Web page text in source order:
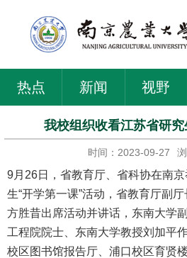
热点 新闻 视野
我校组织收看江苏省研
时间：2023-09-27
9月26日，省教育厅、省科协在南
生“开学第一课”活动，省教育厅副
方胜昔出席活动并讲话，东南大学
工程院院士、东南大学教授刘加平
校区图书馆报告厅、浦口校区育贤